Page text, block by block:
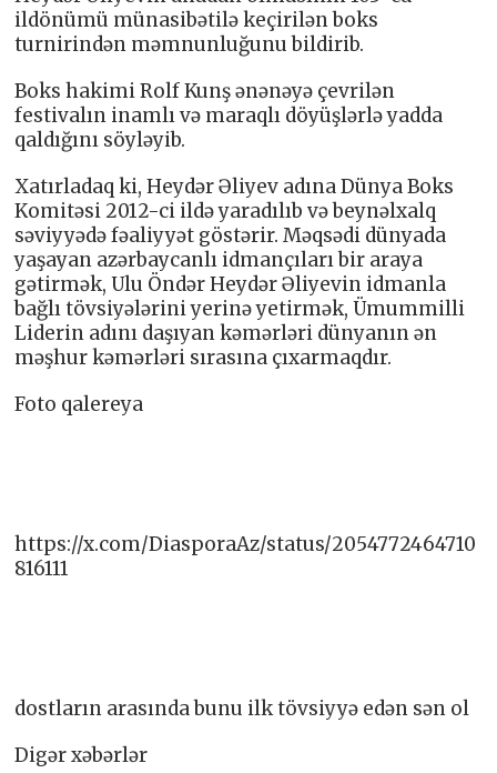
ildönümü münasibətilə keçirilən boks
turnirindən məmnunluğunu bildirib.
Boks hakimi Rolf Kunş ənənəyə çevrilən
festivalın inamlı və maraqlı döyüşlərlə yadda
qaldığını söyləyib.
Xatırladaq ki, Heydər Əliyev adına Dünya Boks
Komitəsi 2012-ci ildə yaradılıb və beynəlxalq
səviyyədə fəaliyyət göstərir. Məqsədi dünyada
yaşayan azərbaycanlı idmançıları bir araya
gətirmək, Ulu Öndər Heydər Əliyevin idmanla
bağlı tövsiyələrini yerinə yetirmək, Ümummilli
Liderin adını daşıyan kəmərləri dünyanın ən
məşhur kəmərləri sırasına çıxarmaqdır.
Foto qalereya
https://x.com/DiasporaAz/status/2054772464710
816111
dostların arasında bunu ilk tövsiyyə edən sən ol
Digər xəbərlər